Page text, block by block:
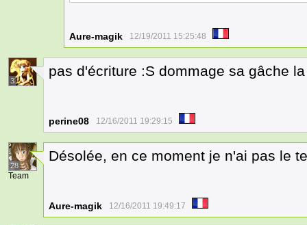
Aure-magik 12/19/2011 15:25:48
3
pas d'écriture :S dommage sa gâche
perine08 12/16/2011 19:29:15
28
Team
Désolée, en ce moment je n'ai pas le
Aure-magik 12/16/2011 19:49:17